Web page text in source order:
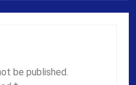
be published.